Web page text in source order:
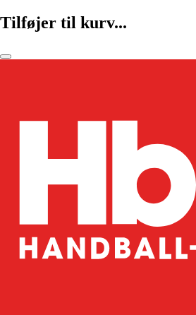
Tilføjer til kurv...